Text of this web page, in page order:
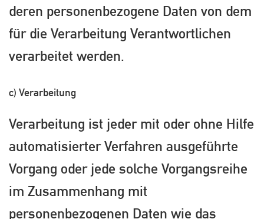
deren personenbezogene Daten von dem
für die Verarbeitung Verantwortlichen
verarbeitet werden.
c) Verarbeitung
Verarbeitung ist jeder mit oder ohne Hilfe
automatisierter Verfahren ausgeführte
Vorgang oder jede solche Vorgangsreihe
im Zusammenhang mit
personenbezogenen Daten wie das